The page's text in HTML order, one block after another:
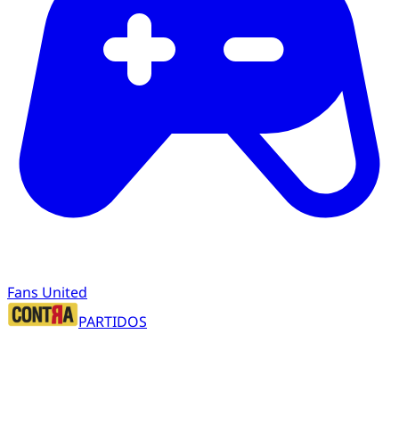
Fans United
PARTIDOS